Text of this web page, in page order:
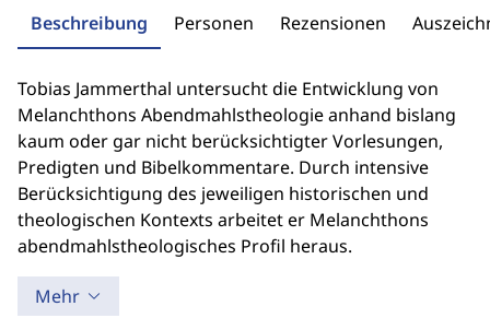
Beschreibung Personen Rezensionen
Tobias Jammerthal untersucht die Entwicklung von
Melanchthons Abendmahlstheologie anhand bislang
kaum oder gar nicht berücksichtigter Vorlesungen,
Predigten und Bibelkommentare. Durch intensive
Berücksichtigung des jeweiligen historischen und
theologischen Kontexts arbeitet er Melanchthons
abendmahlstheologisches Profil heraus.
Mehr